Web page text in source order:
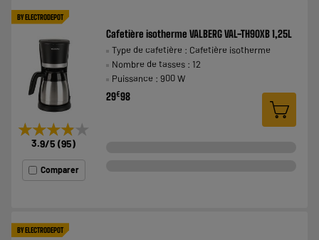
BY ELECTRODEPOT
★★★★★
★★★★★
3.9/5 (95)
Comparer
Cafetière isotherme VALBERG VAL-TH90XB 1,25L
Type de cafetière : Cafetière isotherme
Nombre de tasses : 12
Puissance : 900 W
29€98
BY ELECTRODEPOT